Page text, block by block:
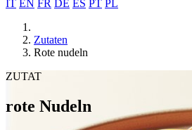
IT EN FR DE ES PT PL
Zutaten
Rote nudeln
ZUTAT
rote Nudeln